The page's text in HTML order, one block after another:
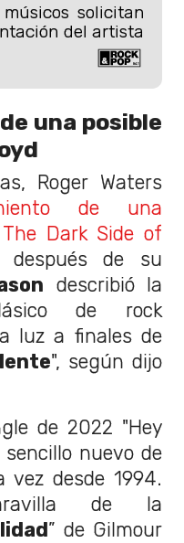
solicitan
del artista
una posible
Roger Waters
de una
Dark Side of
de su
describió la
de rock
luz a finales de
", según dijo
de 2022 "Hey
sencillo nuevo de
vez desde 1994.
de la
” de Gilmour